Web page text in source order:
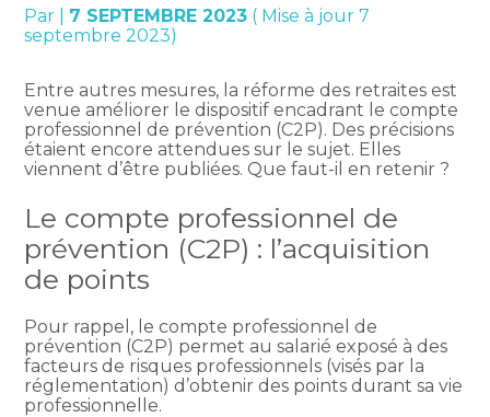
Par 7 SEPTEMBRE 2023 ( Mise à jour 7
septembre 2023)
Entre autres mesures, la réforme des retraites est
venue améliorer le dispositif encadrant le compte
professionnel de prévention (C2P). Des précisions
étaient encore attendues sur le sujet. Elles
viennent d’être publiées. Que faut-il en retenir ?
Le compte professionnel de
prévention (C2P) : l’acquisition
de points
Pour rappel, le compte professionnel de
prévention (C2P) permet au salarié exposé à des
facteurs de risques professionnels (visés par la
réglementation) d’obtenir des points durant sa vie
professionnelle.